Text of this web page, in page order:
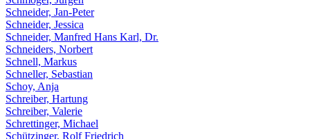
Schneider, Jan-Peter
Schneider, Jessica
Schneider, Manfred Hans Karl, Dr.
Schneiders, Norbert
Schnell, Markus
Schneller, Sebastian
Schoy, Anja
Schreiber, Hartung
Schreiber, Valerie
Schrettinger, Michael
Schützinger, Rolf Friedrich